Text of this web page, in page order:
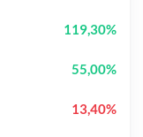
119,30%
55,00%
13,40%